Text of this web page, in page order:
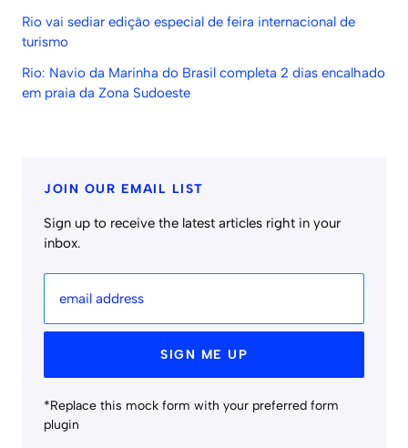
Rio vai sediar edição especial de feira internacional de
turismo
Rio: Navio da Marinha do Brasil completa 2 dias encalhado
em praia da Zona Sudoeste
JOIN OUR EMAIL LIST
Sign up to receive the latest articles right in your
inbox.
email address
SIGN ME UP
*Replace this mock form with your preferred form
plugin